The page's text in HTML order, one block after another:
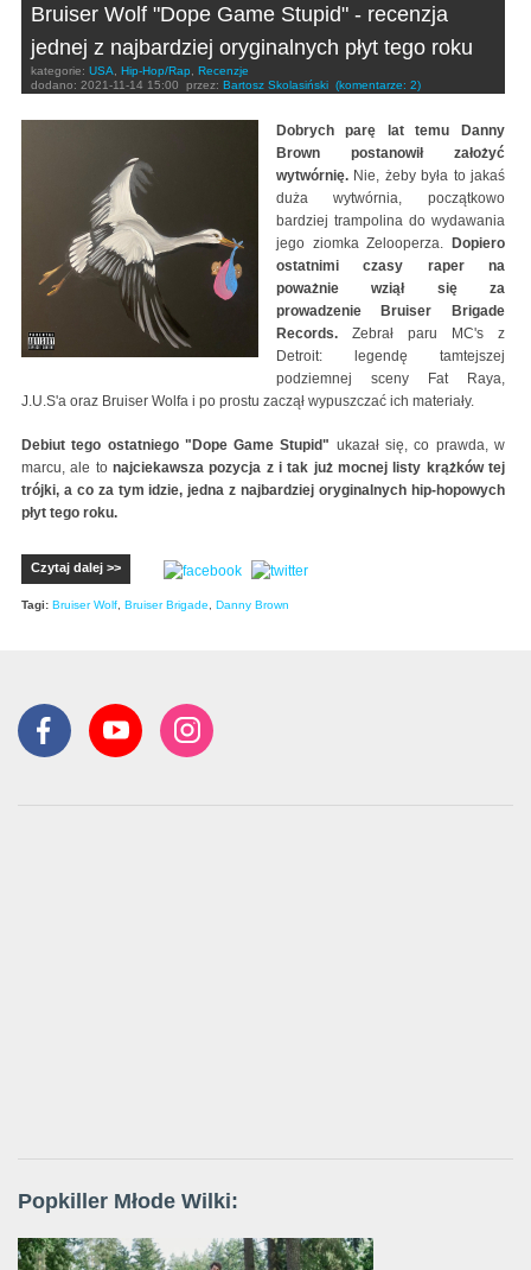
Bruiser Wolf "Dope Game Stupid" - recenzja
jednej z najbardziej oryginalnych płyt tego roku
kategorie: USA Hip-Hop/Rap
Recenzje
dodano: 2021-11-14 15:00 przez: Bartosz Skolasiński (komentarze: 2)
Dobrych parę lat temu Danny
Brown postanowił założyć
wytwórnię. Nie, żeby była to jakaś
duża wytwórnia, początkowo
bardziej trampolina do wydawania
jego ziomka Zelooperza. Dopiero
ostatnimi czasy raper na
poważnie wziął się za
prowadzenie Bruiser Brigade
Records. Zebrał paru MC's z
Detroit: legendę tamtejszej
podziemnej sceny Fat Raya,
J.U.S'a oraz Bruiser Wolfa i po prostu zaczął wypuszczać ich materiały.
Debiut tego ostatniego "Dope Game Stupid" ukazał się, co prawda, w
marcu, ale tonajciekawsza pozycja z i tak już mocnej listy krążków tej
trójki, a co za tym idzie, jedna z najbardziej oryginalnych hip-hopowych
płyt tego roku.
Czytaj dalej >>
Tagi: Bruiser Wolf Bruiser Brigade Danny Brown
Popkiller Młode Wilki: